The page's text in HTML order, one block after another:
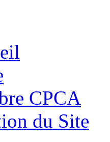
CPCA
du Site